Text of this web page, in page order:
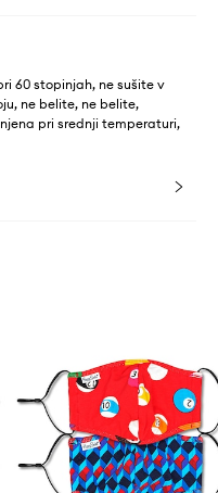
60 stopinjah, ne sušite v
ne belite, ne belite,
pri srednji temperaturi,